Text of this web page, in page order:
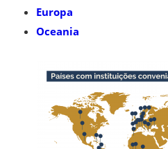
Europa
Oceania